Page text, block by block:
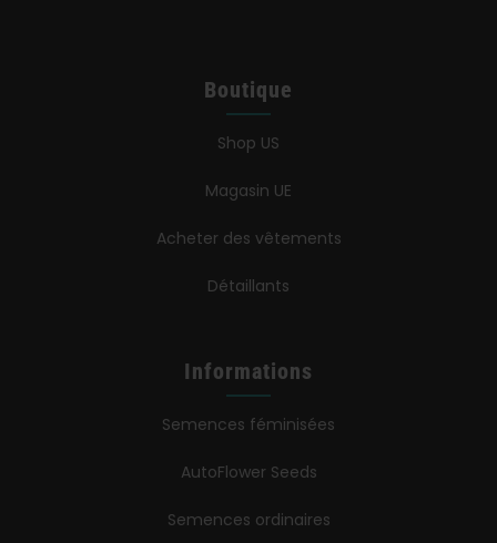
Boutique
Shop US
Magasin UE
Acheter des vêtements
Détaillants
Informations
Semences féminisées
AutoFlower Seeds
Semences ordinaires